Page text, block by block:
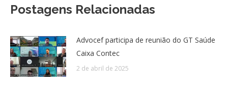
Postagens Relacionadas
Advocef participa de reunião do GT Saúde
Caixa Contec
2 de abril de 2025